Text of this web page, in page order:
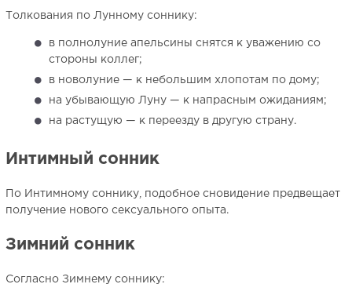
Толкования по Лунному соннику:
в полнолуние апельсины снятся к уважению со
стороны коллег;
в новолуние — к небольшим хлопотам по дому;
на убывающую Луну — к напрасным ожиданиям;
на растущую — к переезду в другую страну.
Интимный сонник
По Интимному соннику, подобное сновидение предвещает
получение нового сексуального опыта.
Зимний сонник
Согласно Зимнему соннику: